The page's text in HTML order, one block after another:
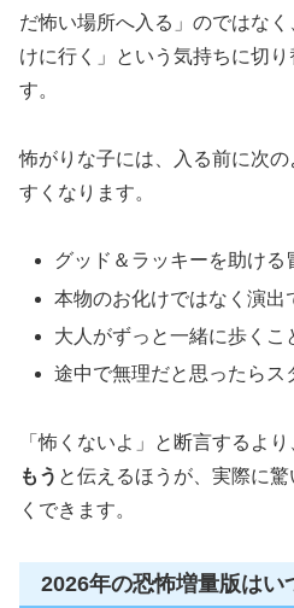
だ怖い場所へ入る」のではな
けに行く」という気持ちに切
す。
怖がりな子には、入る前に次
すくなります。
グッド＆ラッキーを助ける
本物のお化けではなく演出
大人がずっと一緒に歩くこ
途中で無理だと思ったらス
「怖くないよ」と断言するより
もう と伝えるほうが、実際に
くできます。
2026年の恐怖増量版はい